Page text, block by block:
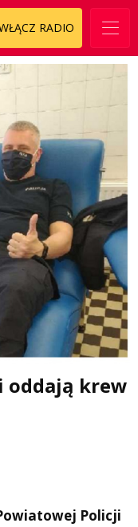
RADIO
oddają krew
Policji